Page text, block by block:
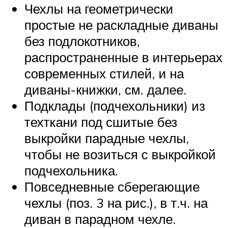
Чехлы на геометрически
простые не раскладные диваны
без подлокотников,
распространенные в интерьерах
современных стилей, и на
диваны-книжки, см. далее.
Подклады (подчехольники) из
техткани под сшитые без
выкройки парадные чехлы,
чтобы не возиться с выкройкой
подчехольника.
Повседневные сберегающие
чехлы (поз. 3 на рис.), в т.ч. на
диван в парадном чехле.